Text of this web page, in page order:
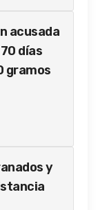
acusada
días
gramos
y